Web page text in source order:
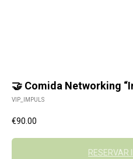
🤝 Comida Networking
VIP_IMPULS
€90.00
RESERVAR